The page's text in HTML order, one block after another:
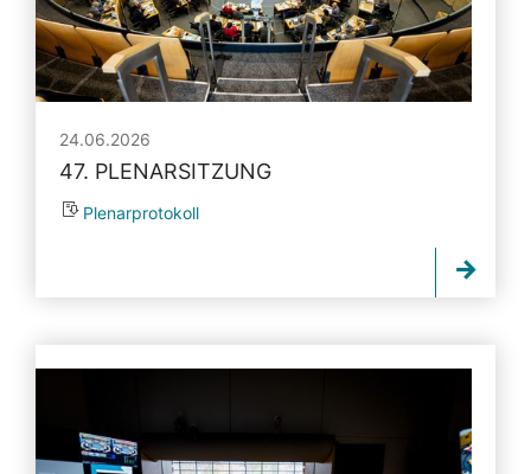
24.06.2026
47. PLENARSITZUNG
Plenarprotokoll